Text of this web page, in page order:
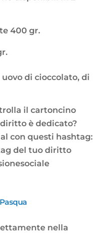
400 gr.
di cioccolato, di
il cartoncino
è dedicato?
con questi hashtag:
del tuo diritto
nella